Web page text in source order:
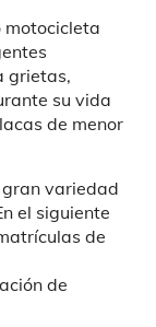
motocicleta
grietas,
su vida
de menor
gran variedad
el siguiente
de
de